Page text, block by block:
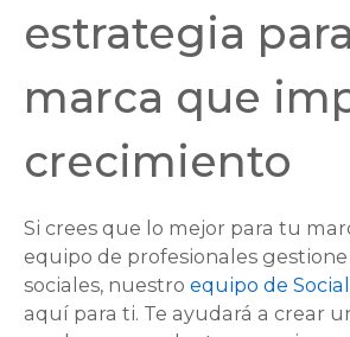
estrategia
marca que
crecimiento
Si crees que lo mejor para tu
equipo de profesionales
sociales, nuestro equipo de
aquí para ti. Te ayudará a crear